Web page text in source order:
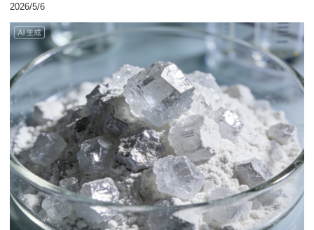
2026/5/6